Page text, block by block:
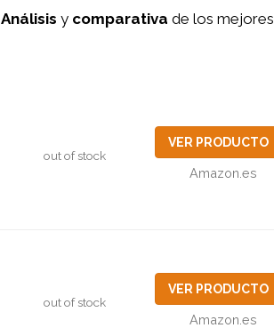
Análisis y comparativa de los mejores
out of stock
VER PRODUCTO
Amazon.es
out of stock
VER PRODUCTO
Amazon.es